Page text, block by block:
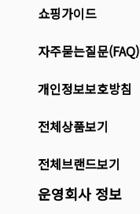
쇼핑가이드
자주묻는질문(FAQ)
개인정보보호방침
전체상품보기
전체브랜드보기
운영회사 정보